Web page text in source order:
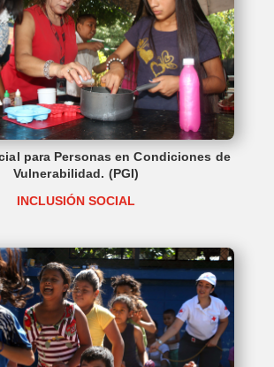
para Personas en Condiciones de
Vulnerabilidad. (PGI)
INCLUSIÓN SOCIAL